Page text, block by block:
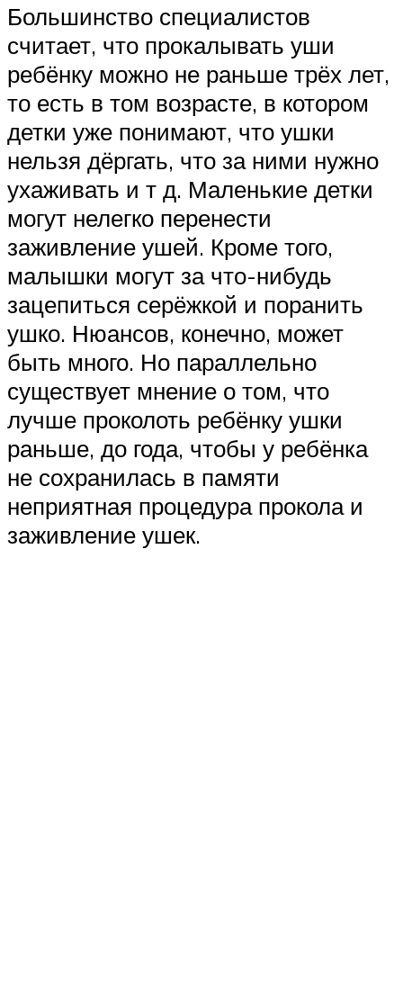
Большинство специалистов
считает, что прокалывать уши
ребёнку можно не раньше трёх лет,
то есть в том возрасте, в котором
детки уже понимают, что ушки
нельзя дёргать, что за ними нужно
ухаживать и т д. Маленькие детки
могут нелегко перенести
заживление ушей. Кроме того,
малышки могут за что-нибудь
зацепиться серёжкой и поранить
ушко. Нюансов, конечно, может
быть много. Но параллельно
существует мнение о том, что
лучше проколоть ребёнку ушки
раньше, до года, чтобы у ребёнка
не сохранилась в памяти
неприятная процедура прокола и
заживление ушек.